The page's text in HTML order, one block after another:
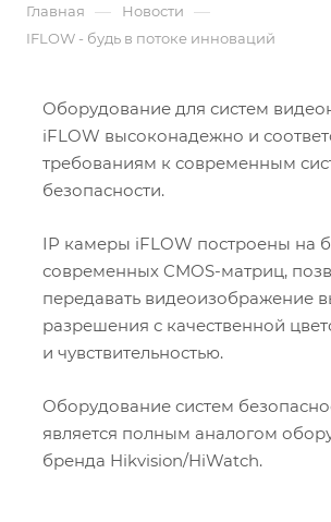
Главная — Новости —
IFLOW - будь в потоке инноваций
Оборудование для систем
iFLOW высоконадежно и
требованиям к современным
безопасности.
IP камеры iFLOW построены на
современных CMOS-матриц,
передавать видеоизображение
разрешения с качественной
и чувствительностью.
Оборудование систем
является полным аналогом
бренда Hikvision/HiWatch.